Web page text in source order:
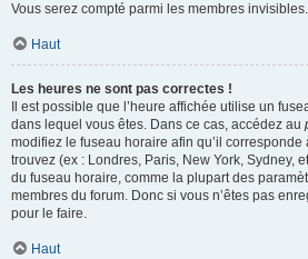
Vous serez compté parmi les membres invisibles.
Haut
Les heures ne sont pas correctes !
Il est possible que l’heure affichée utilise un
dans lequel vous êtes. Dans ce cas, accédez au
modifiez le fuseau horaire afin qu’il
trouvez (ex : Londres, Paris, New York, Sydney,
du fuseau horaire, comme la plupart des
membres du forum. Donc si vous n’êtes pas
pour le faire.
Haut